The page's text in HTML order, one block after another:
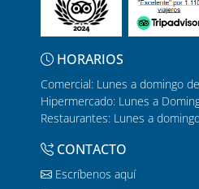
HORARIOS
Comercial: Lunes a domingo
Hipermercado: Lunes a
Restaurantes: Lunes a
CONTACTO
Escríbenos aquí